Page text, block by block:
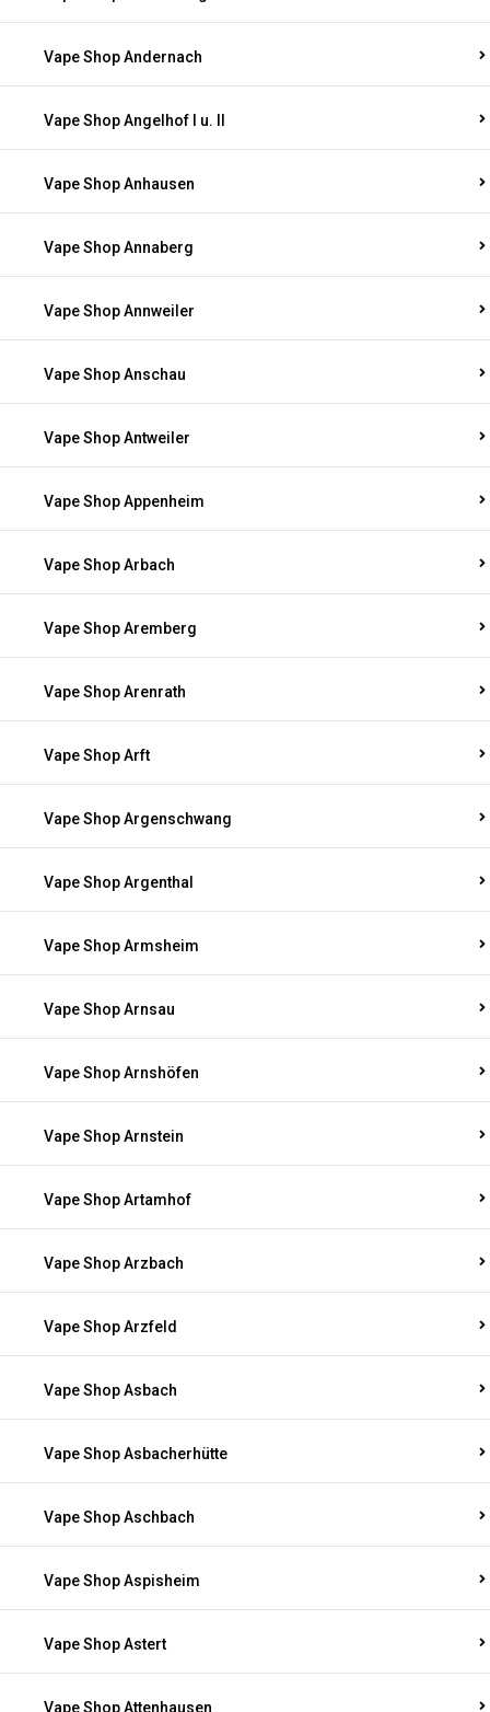
Vape Shop Andernach
Vape Shop Angelhof I u. II
Vape Shop Anhausen
Vape Shop Annaberg
Vape Shop Annweiler
Vape Shop Anschau
Vape Shop Antweiler
Vape Shop Appenheim
Vape Shop Arbach
Vape Shop Aremberg
Vape Shop Arenrath
Vape Shop Arft
Vape Shop Argenschwang
Vape Shop Argenthal
Vape Shop Armsheim
Vape Shop Arnsau
Vape Shop Arnshöfen
Vape Shop Arnstein
Vape Shop Artamhof
Vape Shop Arzbach
Vape Shop Arzfeld
Vape Shop Asbach
Vape Shop Asbacherhütte
Vape Shop Aschbach
Vape Shop Aspisheim
Vape Shop Astert
Vape Shop Attenhausen